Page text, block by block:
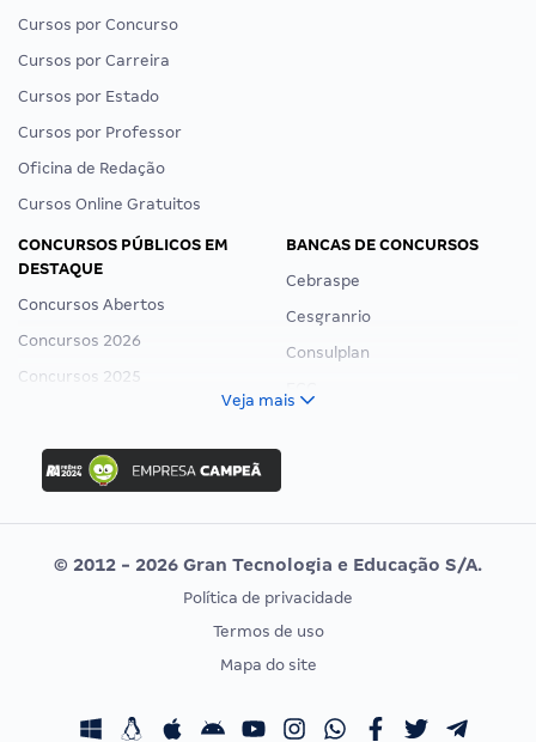
Cursos por Concurso
Cursos por Carreira
Cursos por Estado
Cursos por Professor
Oficina de Redação
Cursos Online Gratuitos
CONCURSOS PÚBLICOS EM
DESTAQUE
Concursos Abertos
Concursos 2026
Concursos 2025
Concurso Ibama
Concurso MPU
Editais publicados
BANCAS DE CONCURSOS
Cebraspe
Cesgranrio
Consulplan
Vunesp
CONCURSOS POR PROFISSÃO
Concursos Fiscais
EXAME DE ORDEM
Calendário OAB
Veja mais
© 2012 - 2026 Gran Tecnologia e Educação S/A.
Política de privacidade
Termos de uso
Mapa do site